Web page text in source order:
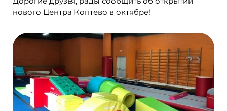
нового Центра Коптево в октябре!